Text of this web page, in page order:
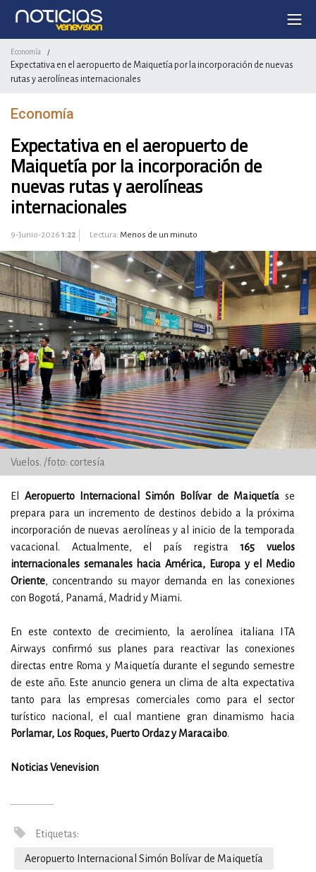
Economía /
Expectativa en el aeropuerto de Maiquetía por la incorporación de nuevas
rutas y aerolíneas internacionales
Economía
Expectativa en el aeropuerto de
Maiquetía por la incorporación de
nuevas rutas y aerolíneas
internacionales
9-Junio-2026 1:22 Lectura: Menos de un minuto
Vuelos. /foto: cortesía
El Aeropuerto Internacional Simón Bolívar de Maiquetía se
prepara para un incremento de destinos debido a la próxima
incorporación de nuevas aerolíneas y al inicio de la temporada
vacacional. Actualmente, el país registra165 vuelos
internacionales semanales hacia América, Europa y el Medio
Oriente, concentrando su mayor demanda en las conexiones
con Bogotá, Panamá, Madrid y Miami.
En este contexto de crecimiento, la aerolínea italiana ITA
Airways confirmó sus planes para reactivar las conexiones
directas entre Roma y Maiquetía durante el segundo semestre
de este año. Este anuncio genera un clima de alta expectativa
tanto para las empresas comerciales como para el sector
turístico nacional, el cual mantiene gran dinamismo hacia
Porlamar, Los Roques, Puerto Ordaz y Maracaibo.
Noticias Venevision
Etiquetas:
Aeropuerto Internacional Simón Bolívar de Maiquetía